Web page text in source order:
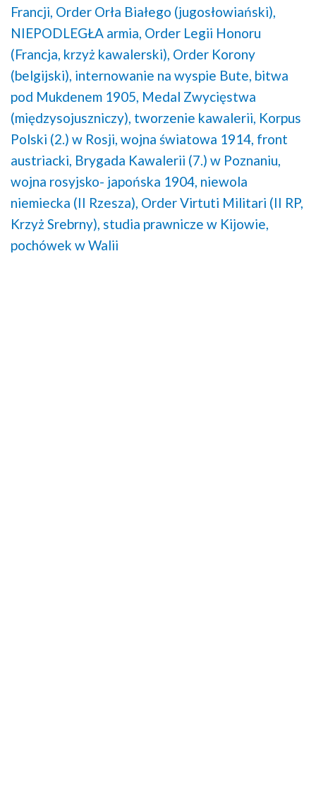
Francji, Order Orła Białego (jugosłowiański),
NIEPODLEGŁA armia, Order Legii Honoru
(Francja, krzyż kawalerski), Order Korony
(belgijski), internowanie na wyspie Bute, bitwa
pod Mukdenem 1905, Medal Zwycięstwa
(międzysojuszniczy), tworzenie kawalerii, Korpus
Polski (2.) w Rosji, wojna światowa 1914, front
austriacki, Brygada Kawalerii (7.) w Poznaniu,
wojna rosyjsko- japońska 1904, niewola
niemiecka (II Rzesza), Order Virtuti Militari (II RP,
Krzyż Srebrny), studia prawnicze w Kijowie,
pochówek w Walii